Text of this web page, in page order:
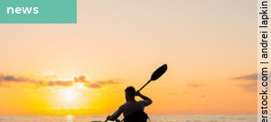
© shutterstock.com | andrei lapkin